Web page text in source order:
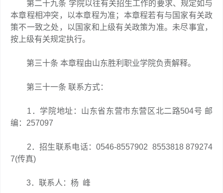
第二十九条 学院以往有关招生工作的要求、规定如与
本章程相冲突，以本章程为准；本章程若有与国家有关政
策不一致之处，以国家和上级有关政策为准。未尽事宜，
按上级有关规定执行。
第三十条 本章程由山东胜利职业学院负责解释。
第三十一条 联系方式：
1．学院地址：山东省东营市东营区北二路504号 邮
编：257097
2．招生联系电话：0546-8557902 8553818 879274
7(传真)
3．联系人：杨 峰